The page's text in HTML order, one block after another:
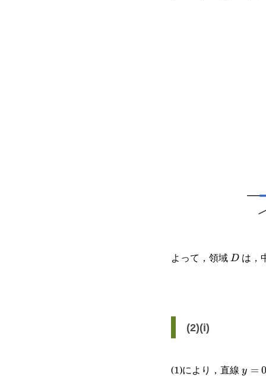
よって，領域D
D は，
(2)(i)
(1)により，直線 y=0
y = 0